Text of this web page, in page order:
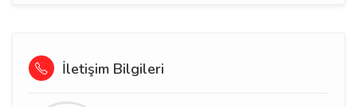
İletişim Bilgileri